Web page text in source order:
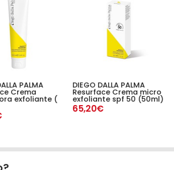
PALMA
Crema
exfoliante (
DIEGO DALLA PALMA
Resurface Crema micro
exfoliante spf 50 (50ml)
65,20€